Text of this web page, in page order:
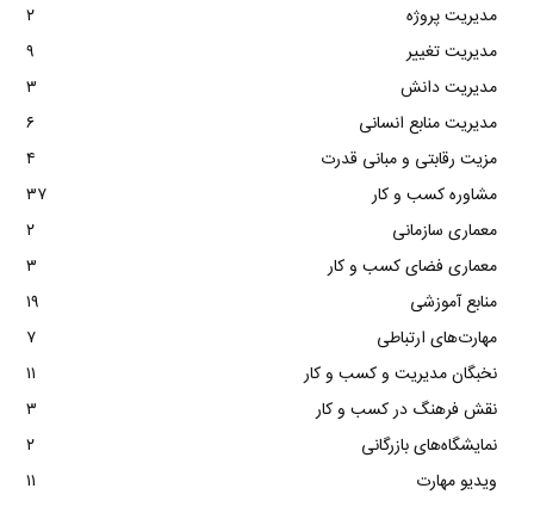
مدیریت پروژه
۲
مدیریت تغییر
۹
مدیریت دانش
۳
مدیریت منابع انسانی
۶
مزیت رقابتی و مبانی قدرت
۴
مشاوره کسب و کار
۳۷
معماری سازمانی
۲
معماری فضای کسب و کار
۳
منابع آموزشی
۱۹
مهارت‌های ارتباطی
۷
نخبگان مدیریت و کسب و کار
۱۱
نقش فرهنگ در کسب و کار
۳
نمایشگاه‌های بازرگانی
۲
ویدیو مهارت
۱۱